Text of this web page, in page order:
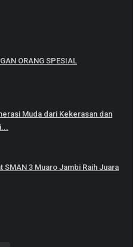
ORANG SPESIAL
Muda dari Kekerasan dan
SMAN 3 Muaro Jambi Raih Juara